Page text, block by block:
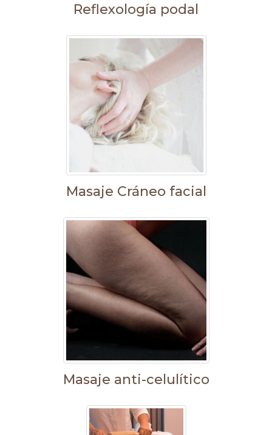
Reflexología podal
Masaje Cráneo facial
Masaje anti-celulítico